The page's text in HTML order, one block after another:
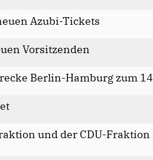
Azubi-Tickets
Vorsitzenden
Berlin-Hamburg zum
und der CDU-